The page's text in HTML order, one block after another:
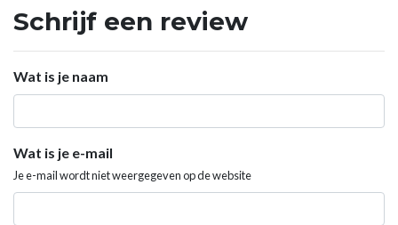
Schrijf een review
Wat is je naam
Wat is je e-mail
Je e-mail wordt niet weergegeven op de website